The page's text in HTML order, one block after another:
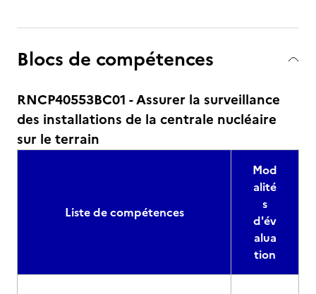
Blocs de compétences
RNCP40553BC01 - Assurer la surveillance
des installations de la centrale nucléaire
sur le terrain
Liste de compétences
Mod
alité
s
d'év
alua
tion